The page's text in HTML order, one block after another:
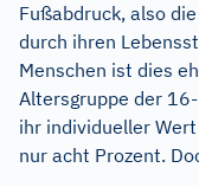
Fußabdruck, also
durch ihren
Menschen ist dies
Altersgruppe der
ihr individueller
nur acht Prozent.